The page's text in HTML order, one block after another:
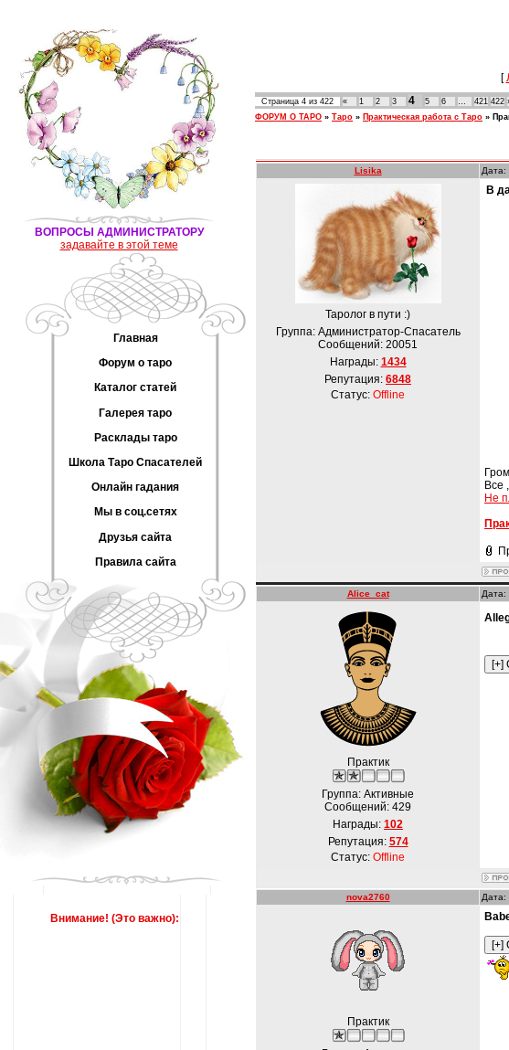
ВОПРОСЫ АДМИНИСТРАТОРУ
задавайте в этой теме
Главная
Форум о таро
Каталог статей
Галерея таро
Расклады таро
Школа Таро Спасателей
Онлайн гадания
Мы в соц.сетях
Друзья сайта
Правила сайта
Внимание! (Это важно):
[
Страница 4 из 422 « 1 2 3 4 5 6 … 421 422
ФОРУМ О ТАРО » Таро » Практическая работа с Таро »
Lisika
Таролог в пути :)
Группа: Администратор-Спасатель
Сообщений: 20051
Награды: 1434
Репутация: 6848
Статус: Offline
В
Все
Не
Alice_cat
Практик
Группа: Активные
Сообщений: 429
Награды: 102
Репутация: 574
Статус: Offline
nova2760
Практик